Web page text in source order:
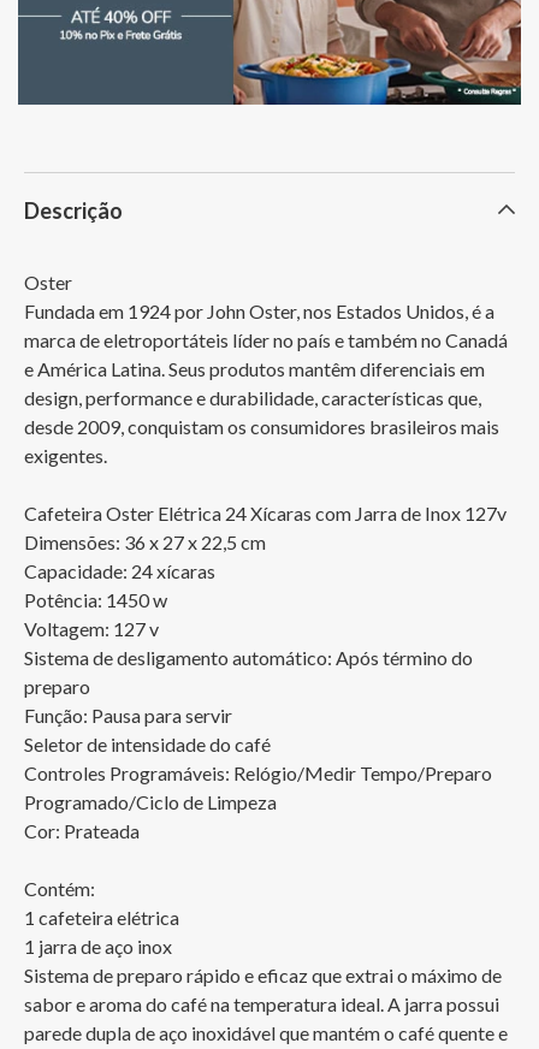
Descrição
Oster
Fundada em 1924 por John Oster, nos Estados Unidos, é a
marca de eletroportáteis líder no país e também no Canadá
e América Latina. Seus produtos mantêm diferenciais em
design, performance e durabilidade, características que,
desde 2009, conquistam os consumidores brasileiros mais
exigentes.
Cafeteira Oster Elétrica 24 Xícaras com Jarra de Inox 127v
Dimensões: 36 x 27 x 22,5 cm
Capacidade: 24 xícaras
Potência: 1450 w
Voltagem: 127 v
Sistema de desligamento automático: Após término do
preparo
Função: Pausa para servir
Seletor de intensidade do café
Controles Programáveis: Relógio/Medir Tempo/Preparo
Programado/Ciclo de Limpeza
Cor: Prateada
Contém:
1 cafeteira elétrica
1 jarra de aço inox
Sistema de preparo rápido e eficaz que extrai o máximo de
sabor e aroma do café na temperatura ideal. A jarra possui
parede dupla de aço inoxidável que mantém o café quente e